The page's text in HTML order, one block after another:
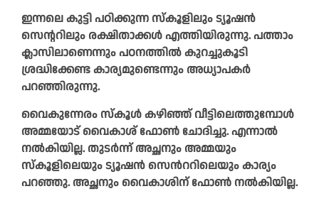
ഇന്നലെ കുട്ടി പഠിക്കുന്ന സ്കൂളിലും ട്യൂഷൻ
സെന്ററിലും രക്ഷിതാക്കൾ എത്തിയിരുന്നു. പത്താം
ക്ലാസിലാണെന്നും പഠനത്തിൽ കുറച്ചുകൂടി
ശ്രദ്ധിക്കേണ്ട കാര്യമുണ്ടെന്നും അധ്യാപകർ
പറഞ്ഞിരുന്നു.
വൈകുന്നേരം സ്കൂൾ കഴിഞ്ഞ് വീട്ടിലെത്തുമ്പോൾ
അമ്മയോട് വൈകാശ് ഫോൺ ചോദിച്ചു. എന്നാൽ
നൽകിയില്ല. തുടർന്ന് അച്ഛനും അമ്മയും
സ്കൂളിലെയും ട്യൂഷൻ സെൻററിലെയും കാര്യം
പറഞ്ഞു. അച്ഛനും വൈകാശിന് ഫോൺ നൽകിയില്ല.